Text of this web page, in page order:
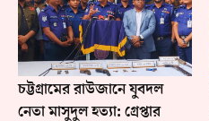
চট্টগ্রামের রাউজানে যুবদল
নেতা মাসুদুল হত্যা: গ্রেপ্তার